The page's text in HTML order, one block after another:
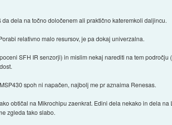
dela na točno določenem ali praktično kateremkoli daljincu.
relativno malo resursov, je pa dokaj univerzalna.
SFH IR senzorji) in mislim nekaj narediti na tem
spoh ni napačen, najbolj me pr aznaima Renesas.
obtičal na Mikrochipu zaenkrat. Edini dela nekako in dela na
zgleda tako slabo.